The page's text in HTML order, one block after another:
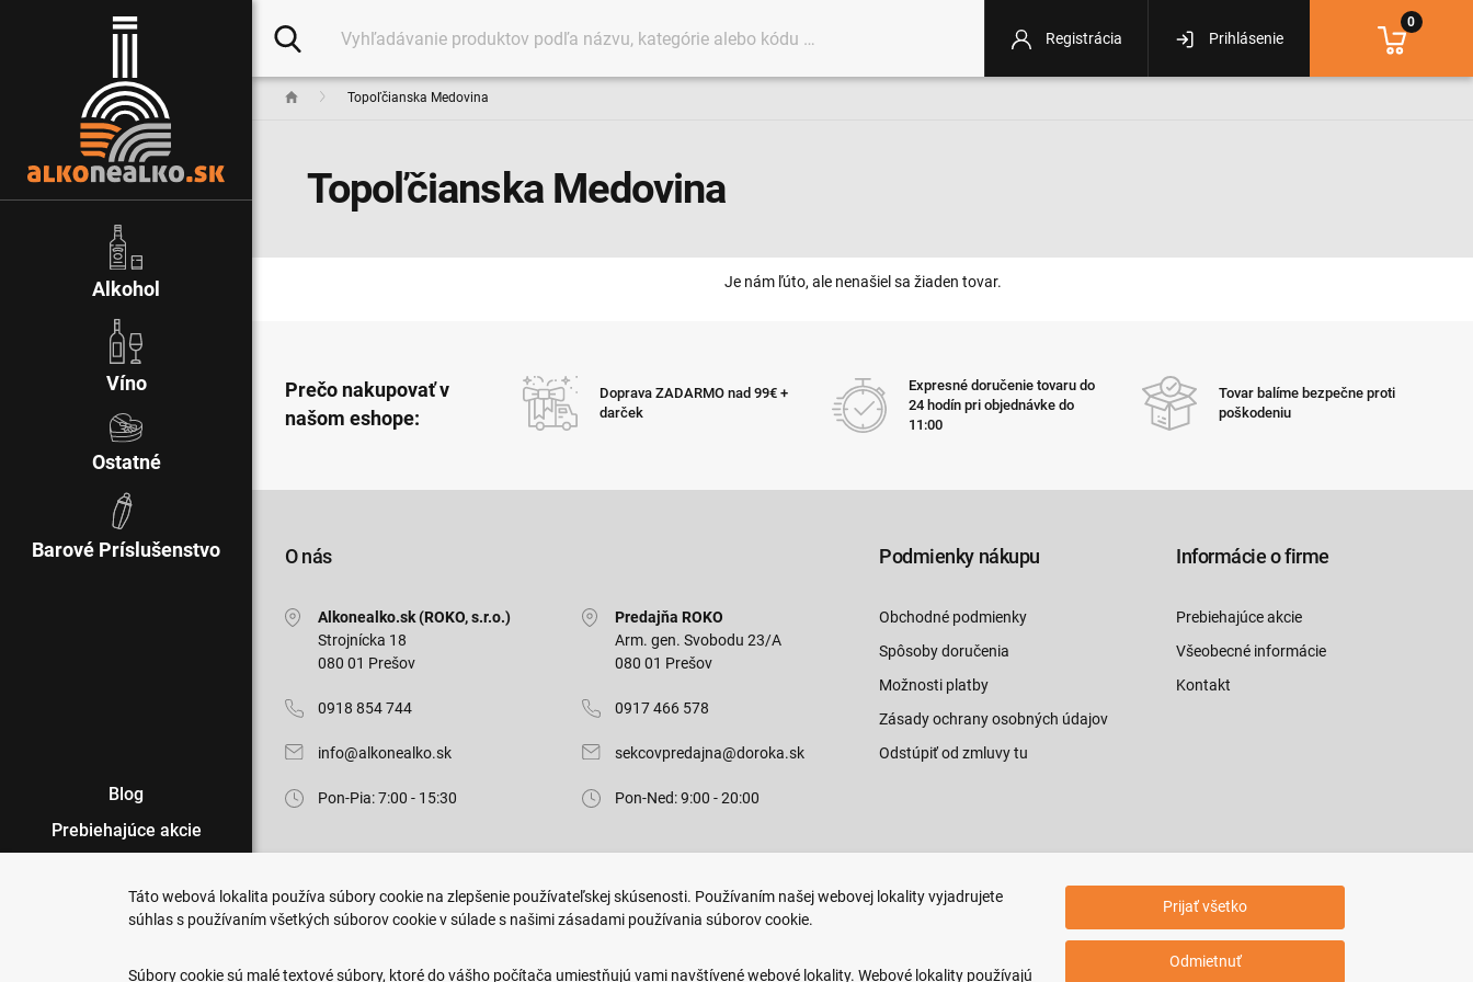
Topoľčianska Medovina
Topoľčianska Medovina
Je nám ľúto, ale nenašiel sa žiaden tovar.
Prečo nakupovať v
našom eshope:
Doprava ZADARMO nad 99€ +
darček
Expresné doručenie tovaru do
24 hodín pri objednávke do
11:00
Tovar balíme bezpečne proti
poškodeniu
O nás
Alkonealko.sk (ROKO, s.r.o.)
Strojnícka 18
080 01 Prešov
0918 854 744
info@alkonealko.sk
Pon-Pia: 7:00 - 15:30
Predajňa ROKO
Arm. gen. Svobodu 23/A
080 01 Prešov
0917 466 578
sekcovpredajna@doroka.sk
Pon-Ned: 9:00 - 20:00
Podmienky nákupu
Obchodné podmienky
Spôsoby doručenia
Možnosti platby
Zásady ochrany osobných údajov
Odstúpiť od zmluvy tu
Informácie o firme
Prebiehajúce akcie
Všeobecné informácie
Kontakt
Copyright © 2011-2026 ROKO, s.r.o.
Web dizajn: MARLOW DESIGN
Registrácia Prihlásenie
0
Alkohol
Víno
Ostatné
Barové Príslušenstvo
Blog
Prebiehajúce akcie
PredajneTáto webová lokalita používa súbory cookie na zlepšenie používateľskej skúsenosti. Používaním našej webovej lokality vyjadrujete
súhlas s používaním všetkých súborov cookie v súlade s našimi zásadami používania súborov cookie.
Súbory cookie sú malé textové súbory, ktoré do vášho počítača umiestňujú vami navštívené webové lokality. Webové lokality používajú
Prijať všetko
Odmietnuť